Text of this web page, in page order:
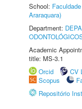
School:
Araraquara)
Department:
Academic
title: MS-3.1
Orcid
CV
Scopus
Repositório